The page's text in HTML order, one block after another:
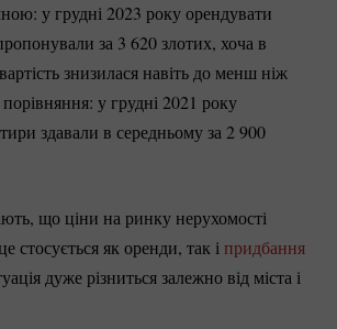
у грудні 2023 року орендувати
за 3 620 злотих, хоча в
знизилася навіть до менш ніж
у грудні 2021 року
здавали в середньому за 2 900
що ціни на ринку нерухомості
стосується як оренди, так і придбання
дуже різниться залежно від міста і